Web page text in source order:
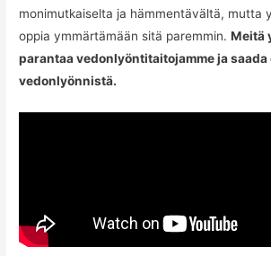
monimutkaiselta ja hämmentävältä, mutta
oppia ymmärtämään sitä paremmin.Meitä
parantaa vedonlyöntitaitojamme ja saada
vedonlyönnistä.